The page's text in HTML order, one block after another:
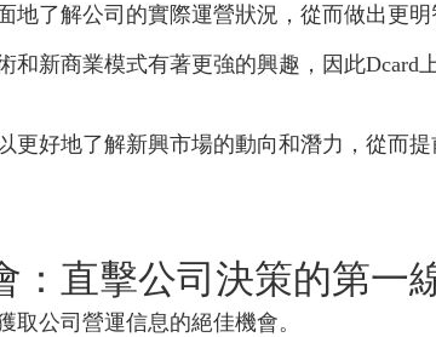
地了解公司的實際運營狀況，從而做出更明
和新商業模式有著更強的興趣，因此Dcard
更好地了解新興市場的動向和潛力，從而
：直擊公司決策的第一
取公司營運信息的絕佳機會。